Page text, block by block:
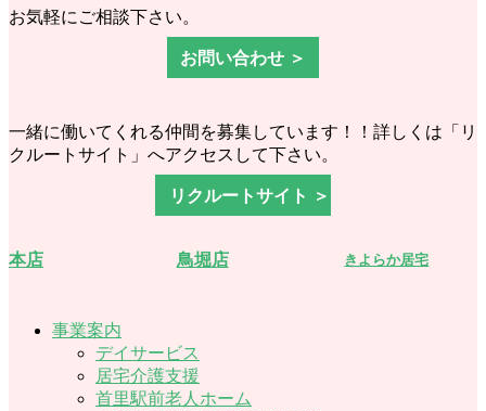
お気軽にご相談下さい。
お問い合わせ ＞
一緒に働いてくれる仲間を募集しています！！詳しくは「リ
クルートサイト」へアクセスして下さい。
リクルートサイト ＞
本店 鳥堀店 きよらか居宅
事業案内
デイサービス
居宅介護支援
首里駅前老人ホーム